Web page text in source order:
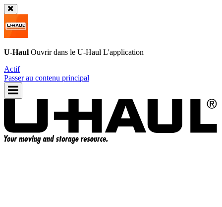
U-Haul Ouvrir dans le U-Haul L'application
Actif
Passer au contenu principal